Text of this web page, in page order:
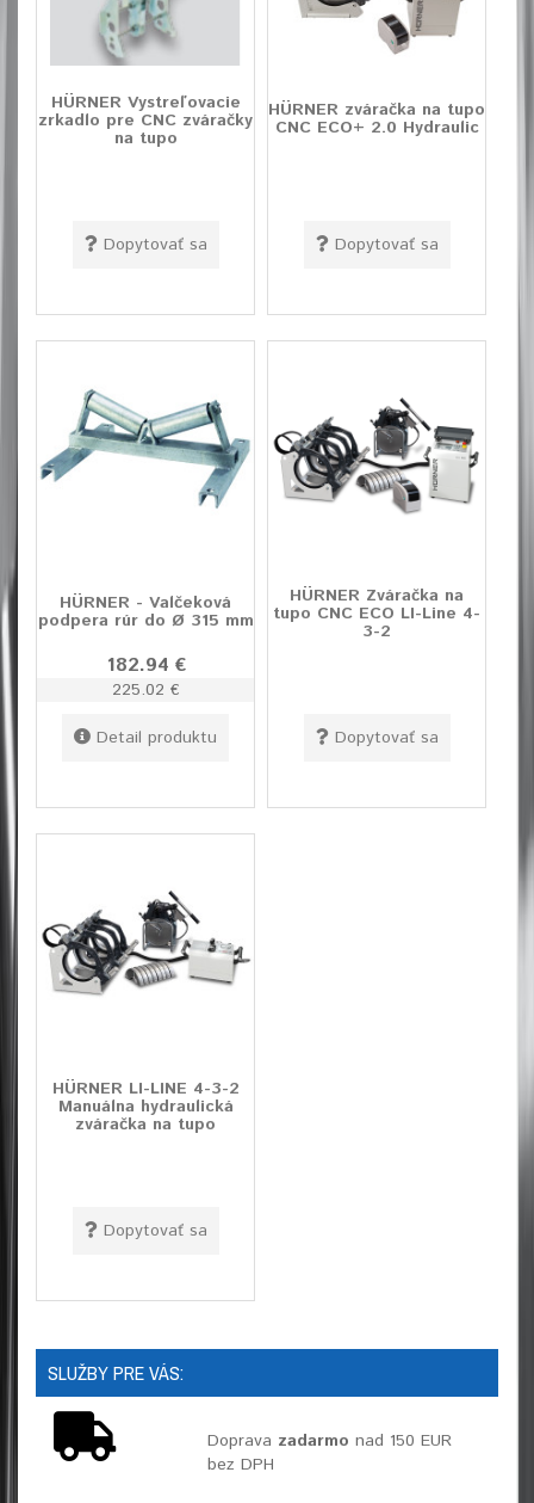
HÜRNER Vystreľovacie
zrkadlo pre CNC zváračky
na tupo
Dopytovať sa
HÜRNER zváračka na tupo
CNC ECO+ 2.0 Hydraulic
Dopytovať sa
HÜRNER - Valčeková
podpera rúr do Ø 315 mm
182.94 €
225.02 €
Detail produktu
HÜRNER Zváračka na
tupo CNC ECO LI-Line 4-
3-2
Dopytovať sa
HÜRNER LI-LINE 4-3-2
Manuálna hydraulická
zváračka na tupo
Dopytovať sa
SLUŽBY PRE VÁS:
Doprava zadarmo nad 150 EUR
bez DPH